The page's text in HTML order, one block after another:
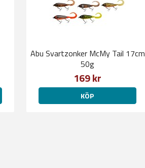
Abu Svartzonker McMy Tail 17cm
50g
169 kr
KÖP